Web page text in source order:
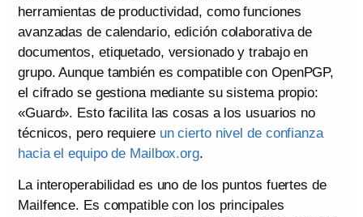
herramientas de productividad, como funciones
avanzadas de calendario, edición colaborativa de
documentos, etiquetado, versionado y trabajo en
grupo. Aunque también es compatible con OpenPGP,
el cifrado se gestiona mediante su sistema propio:
«Guard». Esto facilita las cosas a los usuarios no
técnicos, pero requiere un cierto nivel de confianza
hacia el equipo de Mailbox.org.
La interoperabilidad es uno de los puntos fuertes de
Mailfence. Es compatible con los principales